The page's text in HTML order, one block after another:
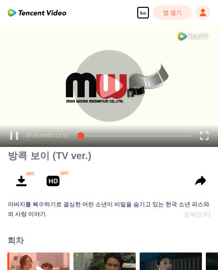
ko 앱 열기
00:00:00/00:12:33
방콕 보이 (TV ver.)
아버지를 복수하기로 결심한 어린 소년이 비밀을 숨기고 있는 한국 소년 피스와
의 사랑 이야기.
전부[모두]
회차